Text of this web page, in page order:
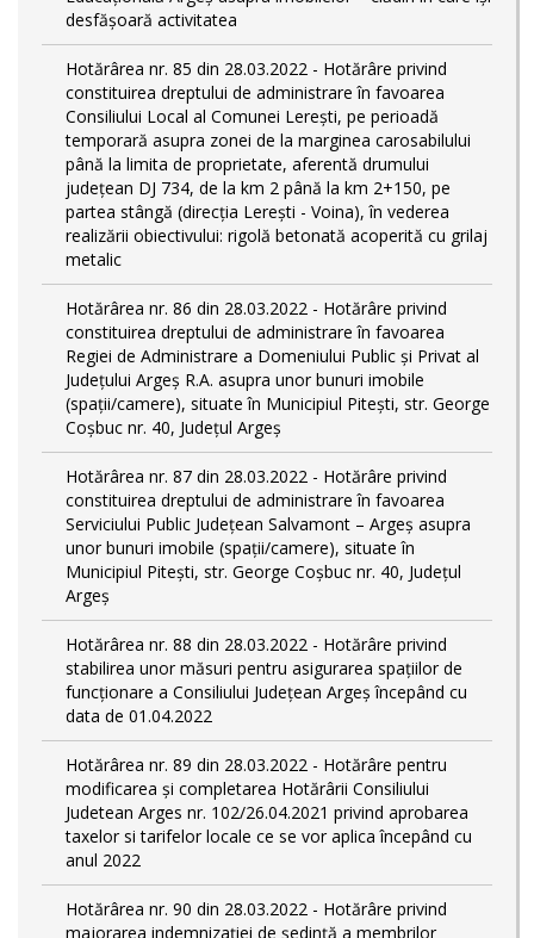
desfășoară activitatea
Hotărârea nr. 85 din 28.03.2022 - Hotărâre privind
constituirea dreptului de administrare în favoarea
Consiliului Local al Comunei Lerești, pe perioadă
temporară asupra zonei de la marginea carosabilului
până la limita de proprietate, aferentă drumului
județean DJ 734, de la km 2 până la km 2+150, pe
partea stângă (direcția Lerești - Voina), în vederea
realizării obiectivului: rigolă betonată acoperită cu grilaj
metalic
Hotărârea nr. 86 din 28.03.2022 - Hotărâre privind
constituirea dreptului de administrare în favoarea
Regiei de Administrare a Domeniului Public și Privat al
Județului Argeș R.A. asupra unor bunuri imobile
(spații/camere), situate în Municipiul Pitești, str. George
Coșbuc nr. 40, Județul Argeș
Hotărârea nr. 87 din 28.03.2022 - Hotărâre privind
constituirea dreptului de administrare în favoarea
Serviciului Public Județean Salvamont – Argeș asupra
unor bunuri imobile (spații/camere), situate în
Municipiul Pitești, str. George Coșbuc nr. 40, Județul
Argeș
Hotărârea nr. 88 din 28.03.2022 - Hotărâre privind
stabilirea unor măsuri pentru asigurarea spațiilor de
funcționare a Consiliului Județean Argeș începând cu
data de 01.04.2022
Hotărârea nr. 89 din 28.03.2022 - Hotărâre pentru
modificarea și completarea Hotărârii Consiliului
Judetean Arges nr. 102/26.04.2021 privind aprobarea
taxelor si tarifelor locale ce se vor aplica începând cu
anul 2022
Hotărârea nr. 90 din 28.03.2022 - Hotărâre privind
majorarea indemnizației de ședință a membrilor